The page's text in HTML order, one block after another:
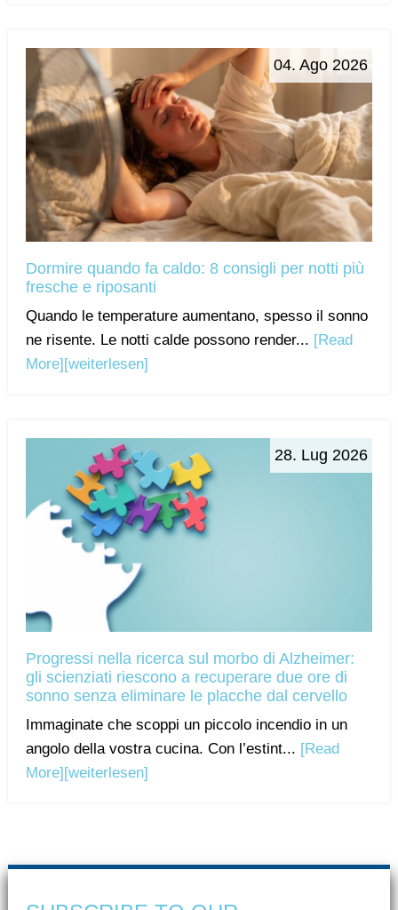
04. Ago 2026
Dormire quando fa caldo: 8 consigli per notti più
fresche e riposanti
Quando le temperature aumentano, spesso il sonno
ne risente. Le notti calde possono render... [Read
More] [weiterlesen]
28. Lug 2026
Progressi nella ricerca sul morbo di Alzheimer:
gli scienziati riescono a recuperare due ore di
sonno senza eliminare le placche dal cervello
Immaginate che scoppi un piccolo incendio in un
angolo della vostra cucina. Con l’estint... [Read
More][weiterlesen]